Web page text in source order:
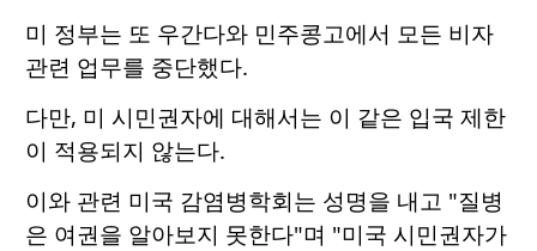
미 정부는 또 우간다와 민주콩고에서 모든 비자
관련 업무를 중단했다.
다만, 미 시민권자에 대해서는 이 같은 입국 제한
이 적용되지 않는다.
이와 관련 미국 감염병학회는 성명을 내고 "질병
은 여권을 알아보지 못한다"며 "미국 시민권자가